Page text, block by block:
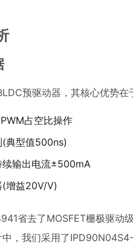
预驱动器，其核心优势在
占空比操作
(典型值500ns)
输出电流±500mA
(增益20V/V)
省去了MOSFET栅极驱动
，我们采用了